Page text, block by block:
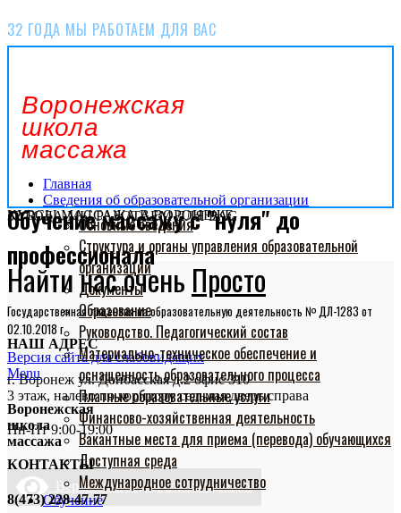
32 ГОДА МЫ РАБОТАЕМ ДЛЯ ВАС
Воронежская
школа
массажа
32 ГОДА МЫ РАБОТАЕМ ДЛЯ ВАС
КУРСЫ МАССАЖА В ВОРОНЕЖЕ
Обучение массажу с "нуля" до
профессионала
Государственная лицензия на образовательную деятельность № ДЛ-1283 от
02.10.2018 г
Версия сайта для слабовидящих
Menu
Воронежская
школа
массажа
Версия сайта для слабовидящих
Главная
Сведения об образовательной организации
Основные сведения
Структура и органы управления образовательной
организации
Документы
Образование
Руководство. Педагогический состав
Материально-техническое обеспечение и
оснащенность образовательного процесса
Платные образовательные услуги
Финансово-хозяйственная деятельность
Вакантные места для приема (перевода) обучающихся
Доступная среда
Международное сотрудничество
Обучение
Найти нас очень Просто
НАШ АДРЕС
г. Воронеж ул. Донбасская д.2 офис 310
3 этаж, налево по коридору седьмая дверь справа
Пн-Пт 9:00-19:00
КОНТАКТЫ
8(473) 228-47-77